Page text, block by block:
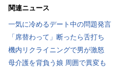
関連ニュース
一気に冷めるデート中の問題発言
「席替わって」断ったら舌打ち
機内リクライニングで男が激怒
母介護を背負う娘 周囲で異変も